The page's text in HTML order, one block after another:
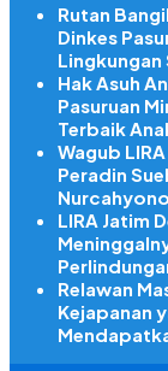
Rutan
Dinkes
Lingkungan
Hak Asuh
Pasuruan
Terbaik
Wagub
Peradin
LIRA Jatim
Relawan
Kejapanan